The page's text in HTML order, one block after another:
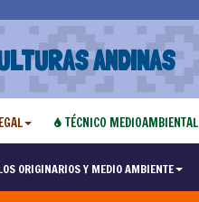
ANDINAS
TÉCNICO MEDIOAMBIENTAL
ORIGINARIOS Y MEDIO AMBIENTE